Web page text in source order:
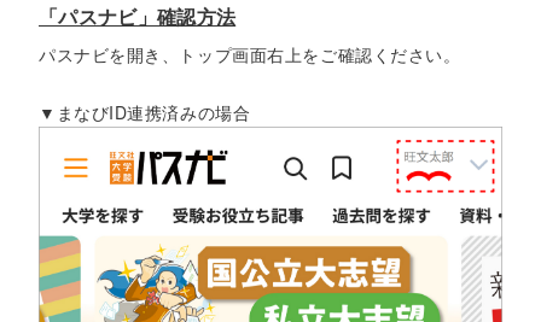
「パスナビ」確認方法
パスナビを開き、トップ画面右上をご確認ください。
▼まなびID連携済みの場合